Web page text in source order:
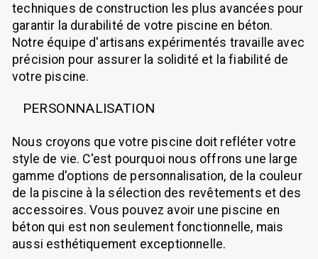
techniques de construction les plus avancées pour
garantir la durabilité de votre piscine en béton.
Notre équipe d'artisans expérimentés travaille avec
précision pour assurer la solidité et la fiabilité de
votre piscine.
PERSONNALISATION
Nous croyons que votre piscine doit refléter votre
style de vie. C'est pourquoi nous offrons une large
gamme d'options de personnalisation, de la couleur
de la piscine à la sélection des revêtements et des
accessoires. Vous pouvez avoir une piscine en
béton qui est non seulement fonctionnelle, mais
aussi esthétiquement exceptionnelle.